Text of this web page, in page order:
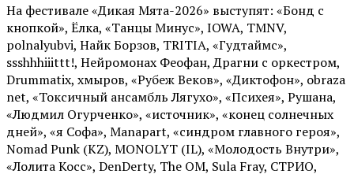
На фестивале «Дикая Мята-2026» выступят: «Бонд с
кнопкой», Ёлка, «Танцы Минус», IOWA, TMNV,
polnalyubvi, Найк Борзов, TRITIA, «Гудтаймс»,
ssshhhiiittt!, Нейромонах Феофан, Драгни с оркестром,
Drummatix, хмыров, «Рубеж Веков», «Диктофон», obraza
net, «Токсичный ансамбль Лягухо», «Психея», Рушана,
«Людмил Огурченко», «источник», «конец солнечных
дней», «я Софа», Manapart, «синдром главного героя»,
Nomad Punk (KZ), MONOLYT (IL), «Молодость Внутри»,
«Лолита Косс», DenDerty, The OM, Sula Fray, СТРИО,